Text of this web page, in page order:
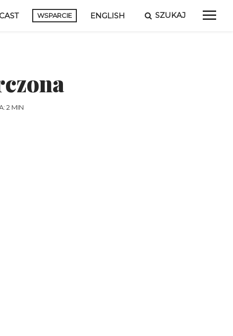
WSPARCIE ENGLISH SZUKAJ
2 MIN